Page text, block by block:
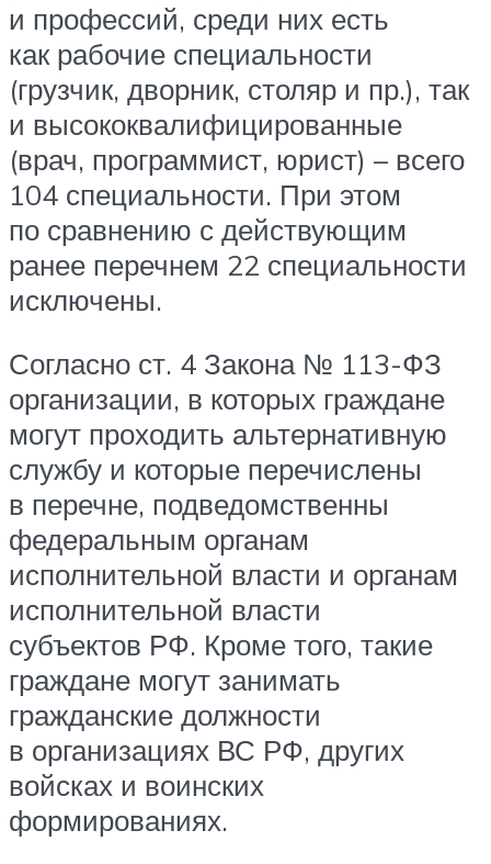
и профессий, среди них есть
как рабочие специальности
(грузчик, дворник, столяр и пр.), так
и высококвалифицированные
(врач, программист, юрист) – всего
104 специальности. При этом
по сравнению с действующим
ранее перечнем 22 специальности
исключены.
Согласно ст. 4 Закона № 113-ФЗ
организации, в которых граждане
могут проходить альтернативную
службу и которые перечислены
в перечне, подведомственны
федеральным органам
исполнительной власти и органам
исполнительной власти
субъектов РФ. Кроме того, такие
граждане могут занимать
гражданские должности
в организациях ВС РФ, других
войсках и воинских
формированиях.